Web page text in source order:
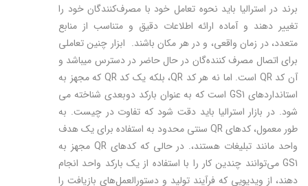
برند در استرالیا باید نحوه تعامل خود با مصرف‌کنندگان خود را
تغییر دهند و آماده ارائه اطلاعات دقیق و متناسب از منابع
متعدد، در زمان واقعی، و در هر مکان باشند. ابزار چنین تعاملی
برای اتصال مصرف کننده‌­گان در حال حاضر در دسترس می­باشد و
آن کد QR است. اما نه هر کد QR، بلکه یک کد QR که مجهز به
استانداردهای GS1 است که به عنوان بارکد دوبعدی شناخته می
شود. در بازار استرالیا باید دقت شود که تفاوت در چیست. به
طور معمول، کدهای QR سنتی محدود به استفاده برای یک هدف
واحد مانند تبلیغات هستند،. در حالی که کدهای QR مجهز به
GS1 می‌توانند چندین کار را با استفاده از یک بارکد واحد انجام
دهند، از ویدیویی که فرآیند تولید و دستورالعمل‌های بازیافت را